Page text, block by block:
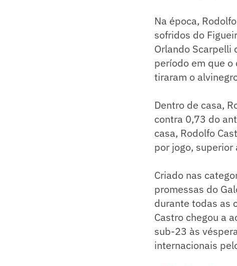
Na época,
sofridos do
Orlando Scarpelli
período em que
tiraram o
Dentro de casa,
contra 0,73 do
casa, Rodolfo
por jogo, superior
Criado nas
promessas do
durante todas as
Castro chegou a
sub-23 às
internacionais